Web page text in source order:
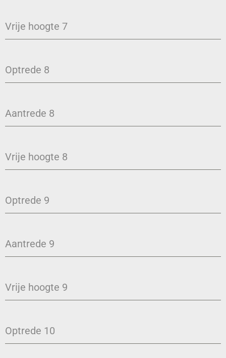
Vrije hoogte 7
Optrede 8
Aantrede 8
Vrije hoogte 8
Optrede 9
Aantrede 9
Vrije hoogte 9
Optrede 10